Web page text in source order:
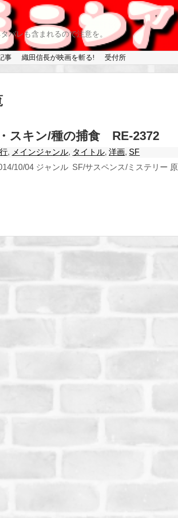
バレも含まれるので注意を。
事 織田信長が映画を斬る! 受付所
スキン/種の捕食 RE-2372
, メインジャンル, タイトル,洋画, SF
10/04 ジャンル SF/サスペンス/ミステリー 原